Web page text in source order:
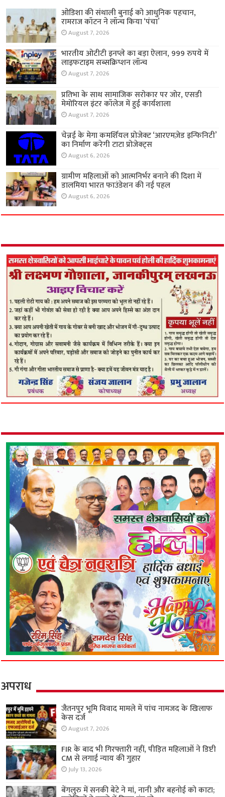
ओडिशा की संथाली बुनाई को आधुनिक पहचान,
रामराज कॉटन ने लॉन्च किया ‘पंचा’
August 7, 2026
भारतीय ओटीटी इनप्ले का बड़ा ऐलान, 999 रुपये में
लाइफटाइम सब्सक्रिप्शन लॉन्च
August 7, 2026
प्रतिभा के साथ सामाजिक सरोकार पर जोर, एसडी
मेमोरियल इंटर कॉलेज में हुई कार्यशाला
August 7, 2026
चेन्नई के मेगा कमर्शियल प्रोजेक्ट ‘आरएमज़ेड इन्फिनिटी’
का निर्माण करेगी टाटा प्रोजेक्ट्स
August 6, 2026
ग्रामीण महिलाओं को आत्मनिर्भर बनाने की दिशा में
डालमिया भारत फाउंडेशन की नई पहल
August 6, 2026
अपराध
जैतनपुर भूमि विवाद मामले में पांच नामजद के खिलाफ
केस दर्ज
August 7, 2026
FIR के बाद भी गिरफ्तारी नहीं, पीड़ित महिलाओं ने डिप्टी
CM से लगाई न्याय की गुहार
July 13, 2026
बेंगलुरु में सनकी बेटे ने मां, नानी और बहनोई को काटा;